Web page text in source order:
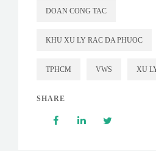
DOAN CONG TAC
KHU XU LY RAC DA PHUOC
TPHCM VWS XU
SHARE